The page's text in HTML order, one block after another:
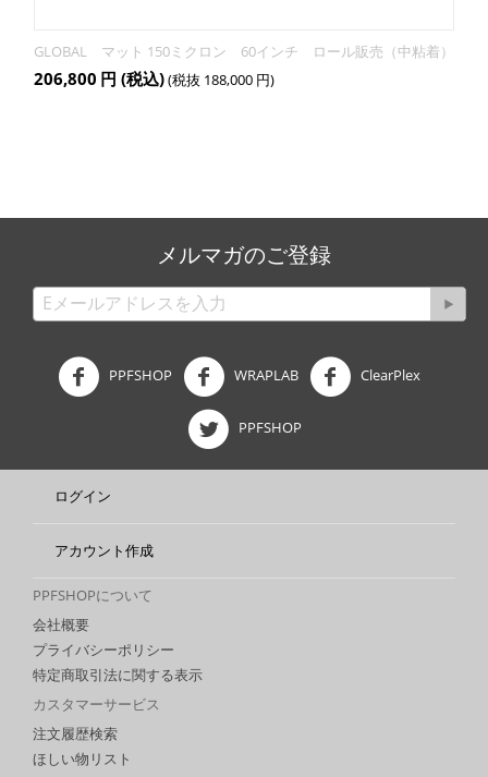
GLOBAL マット 150ミクロン 60インチ ロール販売（中粘着）
206,800 円 (税込)(税抜 188,000 円)
メルマガのご登録
PPFSHOP WRAPLAB ClearPlex
PPFSHOP
ログイン
アカウント作成
PPFSHOPについて
会社概要
プライバシーポリシー
特定商取引法に関する表示
カスタマーサービス
注文履歴検索
ほしい物リスト